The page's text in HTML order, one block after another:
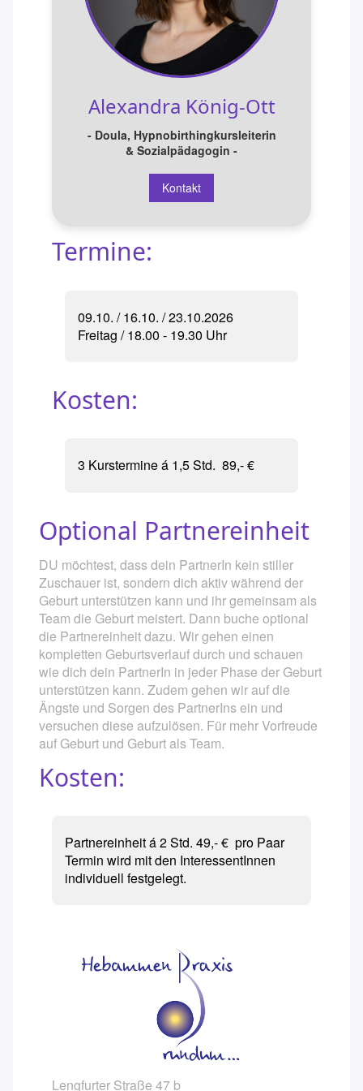
Lasertherapie
Kinderyoga OMPOMPOM
KinderyogaAlexandra König-Ott
- Doula, Hypnobirthingkursleiterin
& Sozialpädagogin -
Kontakt
Termine:
09.10. / 16.10. / 23.10.2026
Freitag / 18.00 - 19.30 Uhr
Kosten:
3 Kurstermine á 1,5 Std. 89,- €
Optional Partnereinheit
DU möchtest, dass dein PartnerIn kein stiller
Zuschauer ist, sondern dich aktiv während der
Geburt unterstützen kann und ihr gemeinsam als
Team die Geburt meistert. Dann buche optional
die Partnereinheit dazu. Wir gehen einen
kompletten Geburtsverlauf durch und schauen
wie dich dein PartnerIn in jeder Phase der Geburt
unterstützen kann. Zudem gehen wir auf die
Ängste und Sorgen des PartnerIns ein und
versuchen diese aufzulösen. Für mehr Vorfreude
auf Geburt und Geburt als Team.
Kosten:
Partnereinheit á 2 Std. 49,- € pro Paar
Termin wird mit den InteressentInnen
individuell festgelegt.
Lengfurter Straße 47 b